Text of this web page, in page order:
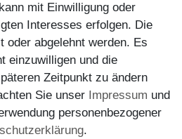
mit Einwilligung oder
Interesses erfolgen. Die
oder abgelehnt werden. Es
einzuwilligen und die
Zeitpunkt zu ändern
Sie unser Impressum und
personenbezogener
.